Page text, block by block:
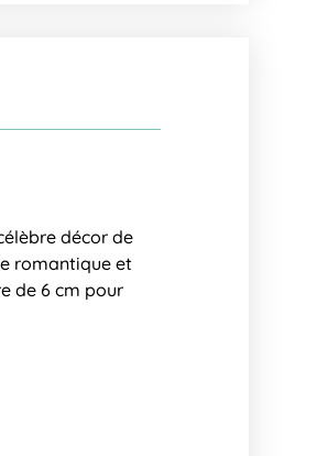
décor de
romantique et
de 6 cm pour